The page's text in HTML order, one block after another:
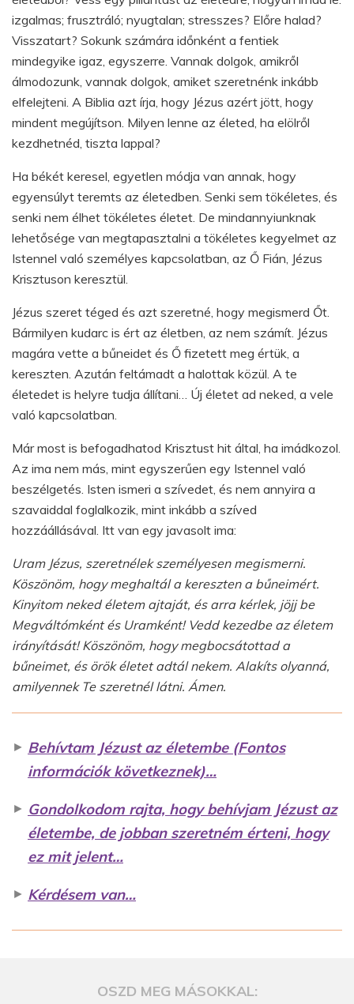
izgalmas; frusztráló; nyugtalan; stresszes? Előre halad?
Visszatart? Sokunk számára időnként a fentiek
mindegyike igaz, egyszerre. Vannak dolgok, amikről
álmodozunk, vannak dolgok, amiket szeretnénk inkább
elfelejteni. A Biblia azt írja, hogy Jézus azért jött, hogy
mindent megújítson. Milyen lenne az életed, ha elölről
kezdhetnéd, tiszta lappal?
Ha békét keresel, egyetlen módja van annak, hogy
egyensúlyt teremts az életedben. Senki sem tökéletes, és
senki nem élhet tökéletes életet. De mindannyiunknak
lehetősége van megtapasztalni a tökéletes kegyelmet az
Istennel való személyes kapcsolatban, az Ő Fián, Jézus
Krisztuson keresztül.
Jézus szeret téged és azt szeretné, hogy megismerd Őt.
Bármilyen kudarc is ért az életben, az nem számít. Jézus
magára vette a bűneidet és Ő fizetett meg értük, a
kereszten. Azután feltámadt a halottak közül. A te
életedet is helyre tudja állítani… Új életet ad neked, a vele
való kapcsolatban.
Már most is befogadhatod Krisztust hit által, ha imádkozol.
Az ima nem más, mint egyszerűen egy Istennel való
beszélgetés. Isten ismeri a szívedet, és nem annyira a
szavaiddal foglalkozik, mint inkább a szíved
hozzáállásával. Itt van egy javasolt ima:
Uram Jézus, szeretnélek személyesen megismerni.
Köszönöm, hogy meghaltál a kereszten a bűneimért.
Kinyitom neked életem ajtaját, és arra kérlek, jöjj be
Megváltómként és Uramként! Vedd kezedbe az életem
irányítását! Köszönöm, hogy megbocsátottad a
bűneimet, és örök életet adtál nekem. Alakíts olyanná,
amilyennek Te szeretnél látni. Ámen.
► Behívtam Jézust az életembe (Fontos
információk következnek)…
► Gondolkodom rajta, hogy behívjam Jézust az
életembe, de jobban szeretném érteni, hogy
ez mit jelent…
► Kérdésem van…
OSZD MEG MÁSOKKAL: